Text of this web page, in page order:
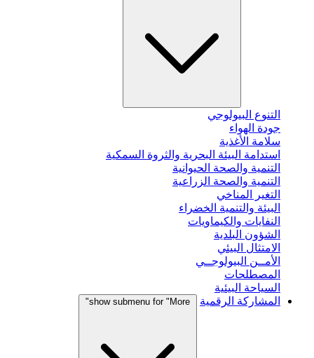
التنوع البيولوجي
جودة الهواء
سلامة الأغذية
استدامة البيئة البحرية والثروة السمكية
التنمية والصحة الحيوانية
التنمية والصحة الزراعية
التغير المناخي
البيئة والتنمية الخضراء
النفايات والكيماويات
الشؤون البلدية
الامتثال البيئي
الأمــن البيولوجــي
المصطلحات
السياحة البيئية
المشاركة الرقمية
show submenu for "More"